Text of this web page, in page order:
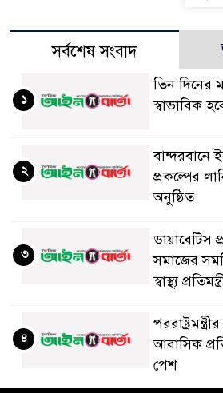
সর্বশেষ সংবাদ
তিন দিনের
স্বাভাবিক
১
বান্দরবানে
প্রকল্পের
অনুষ্ঠিত
২
ডায়াবেটিস
সমাজের
স্বাস্থ্য
৩
আবাসিক
পেশ
৪